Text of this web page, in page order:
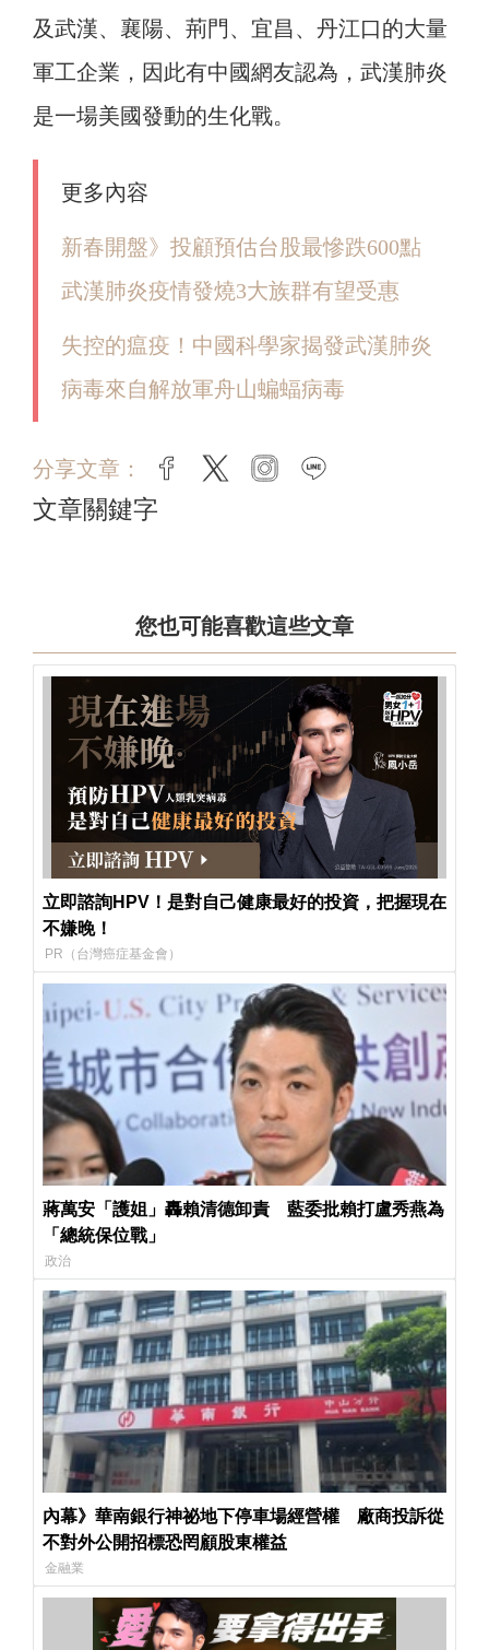
及武漢、襄陽、荊門、宜昌、丹江口的大量
軍工企業，因此有中國網友認為，武漢肺炎
是一場美國發動的生化戰。
更多內容
新春開盤》投顧預估台股最慘跌600點
武漢肺炎疫情發燒3大族群有望受惠
失控的瘟疫！中國科學家揭發武漢肺炎
病毒來自解放軍舟山蝙蝠病毒
分享文章： facebook
twitter instagram
文章關鍵字
您也可能喜歡這些文章
立即諮詢HPV！是對自己健康最好的投資，把握現在
不嫌晚！
PR（台灣癌症基金會）
蔣萬安「護姐」轟賴清德卸責 藍委批賴打盧秀燕為
「總統保位戰」
政治
內幕》華南銀行神祕地下停車場經營權 廠商投訴從
不對外公開招標恐罔顧股東權益
金融業